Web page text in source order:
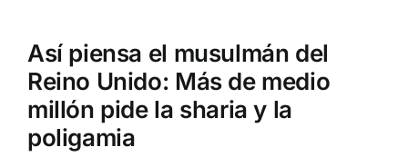
Así piensa el musulmán del
Reino Unido: Más de medio
millón pide la sharia y la
poligamia